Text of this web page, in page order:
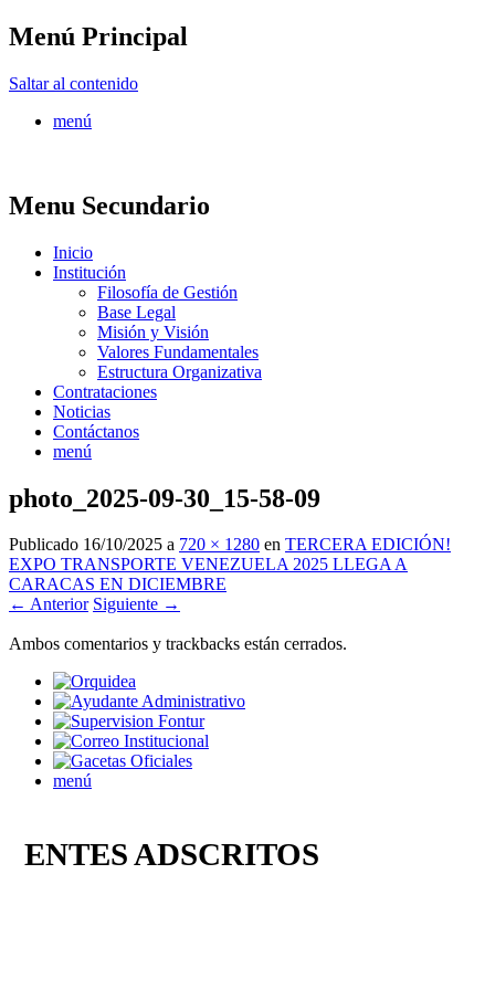
Menú Principal
Saltar al contenido
menú
Menu Secundario
Inicio
Institución
Filosofía de Gestión
Base Legal
Misión y Visión
Valores Fundamentales
Estructura Organizativa
Contrataciones
Noticias
Contáctanos
menú
photo_2025-09-30_15-58-09
Publicado 16/10/2025 a 720 × 1280 en TERCERA EDICIÓN!
EXPO TRANSPORTE VENEZUELA 2025 LLEGA A
CARACAS EN DICIEMBRE
← Anterior Siguiente →
Ambos comentarios y trackbacks están cerrados.
menú
ENTES ADSCRITOS